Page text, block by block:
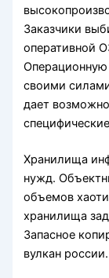
Заказчики
оперативной
Операционную
своими
дает
Хранилища
нужд.
объемов
хранилища
Запасное
вулкан россии.